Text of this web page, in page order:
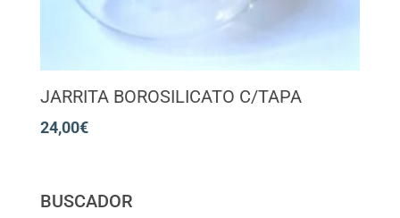
JARRITA BOROSILICATO C/TAPA
24,00€
BUSCADOR